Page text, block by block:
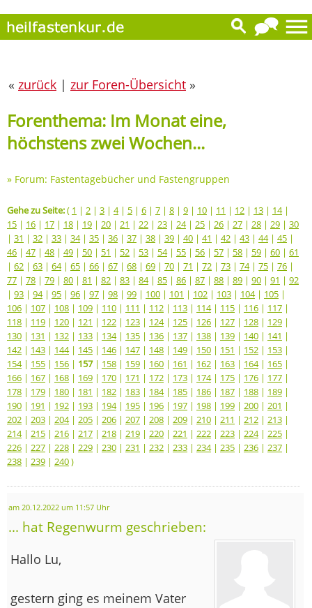
« zurück | zur Foren-Übersicht »
Forenthema: Im Monat eine,
höchstens zwei Wochen...
» Forum: Fastentagebücher und Fastengruppen
Gehe zu Seite:( 1 | 2 | 3 | 4| 5 | 6 | 7 | 8 | 9 | 10 | 11 | 12 | 13 | 14|
15 | 16 | 17 | 18 | 19 | 20 | 21 | 22 | 23 | 24| 25 | 26 | 27 | 28 | 29 | 30
| 31 | 32 | 33 | 34| 35 | 36 | 37 | 38 | 39 | 40 | 41 | 42 | 43 | 44| 45 |
46 | 47 | 48 | 49 | 50 | 51 | 52 | 53 | 54| 55 | 56 | 57 | 58 | 59 | 60 | 61
| 62 | 63 | 64| 65 | 66 | 67 | 68 | 69 | 70 | 71 | 72 | 73 | 74| 75 | 76 |
77 | 78 | 79 | 80 | 81 | 82 | 83 | 84| 85 | 86 | 87 | 88 | 89 | 90 | 91 | 92
| 93 | 94| 95 | 96 | 97 | 98 | 99 | 100 | 101 | 102 | 103 | 104| 105 |
106 | 107 | 108 | 109 | 110 | 111 | 112 | 113 | 114| 115 | 116 | 117 |
118 | 119 | 120 | 121 | 122 | 123 | 124| 125 | 126 | 127 | 128 | 129 |
130 | 131 | 132 | 133 | 134| 135 | 136 | 137 | 138 | 139 | 140 | 141 |
142 | 143 | 144| 145 | 146 | 147 | 148 | 149 | 150 | 151 | 152 | 153 |
154| 155 | 156 | 157| 158 | 159 | 160 | 161 | 162 | 163 | 164| 165 |
166 | 167 | 168 | 169 | 170 | 171 | 172 | 173 | 174| 175 | 176 | 177 |
178 | 179 | 180 | 181 | 182 | 183 | 184| 185 | 186 | 187 | 188 | 189 |
190 | 191 | 192 | 193 | 194| 195 | 196 | 197 | 198 | 199 | 200 | 201 |
202 | 203 | 204| 205 | 206 | 207 | 208 | 209 | 210 | 211 | 212 | 213 |
214| 215 | 216 | 217 | 218 | 219 | 220 | 221 | 222 | 223 | 224| 225 |
226 | 227 | 228 | 229 | 230 | 231 | 232 | 233 | 234| 235 | 236 | 237 |
238 | 239 | 240)
am 20.12.2022 um 11:57 Uhr
... hat Regenwurm geschrieben:
Hallo Lu,
gestern ging es meinem Vater